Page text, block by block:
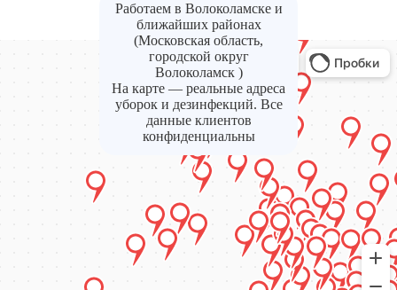
Работаем в Волоколамске и
ближайших районах
(Московская область,
городской округ
Волоколамск )
На карте — реальные адреса
уборок и дезинфекций. Все
данные клиентов
конфиденциальны